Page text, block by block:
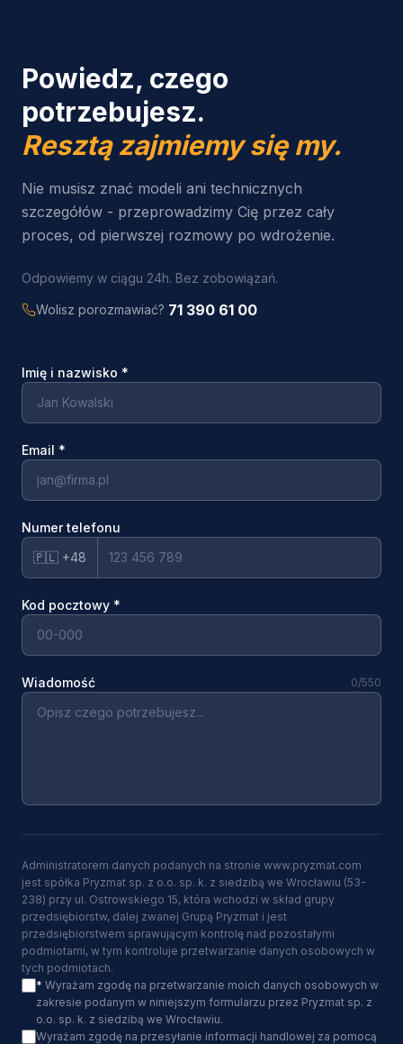
Powiedz, czego
potrzebujesz.
Resztą zajmiemy się my.
Nie musisz znać modeli ani technicznych
szczegółów - przeprowadzimy Cię przez cały
proces, od pierwszej rozmowy po wdrożenie.
Odpowiemy w ciągu 24h. Bez zobowiązań.
Wolisz porozmawiać? 71 390 61 00
Imię i nazwisko *
Email *
Numer telefonu
🇵🇱 +48
Kod pocztowy *
Wiadomość 0/550
Administratorem danych podanych na stronie www.pryzmat.com
jest spółka Pryzmat sp. z o.o. sp. k. z siedzibą we Wrocławiu (53-
238) przy ul. Ostrowskiego 15, która wchodzi w skład grupy
przedsiębiorstw, dalej zwanej Grupą Pryzmat i jest
przedsiębiorstwem sprawującym kontrolę nad pozostałymi
podmiotami, w tym kontroluje przetwarzanie danych osobowych w
tych podmiotach.
* Wyrażam zgodę na przetwarzanie moich danych osobowych w
zakresie podanym w niniejszym formularzu przez Pryzmat sp. z
o.o. sp. k. z siedzibą we Wrocławiu.
Wyrażam zgodę na przesyłanie informacji handlowej za pomocą